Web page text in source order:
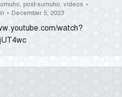
, post-sumuho, videos
December 5, 2023
watch?